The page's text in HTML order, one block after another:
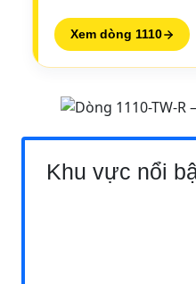
Xem dòng 1110
Khu vực nổi